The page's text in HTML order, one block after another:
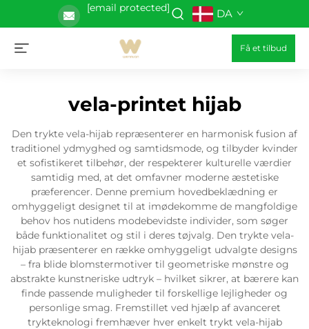
[email protected] DA
Få et tilbud
vela-printet hijab
Den trykte vela-hijab repræsenterer en harmonisk fusion af
traditionel ydmyghed og samtidsmode, og tilbyder kvinder
et sofistikeret tilbehør, der respekterer kulturelle værdier
samtidig med, at det omfavner moderne æstetiske
præferencer. Denne premium hovedbeklædning er
omhyggeligt designet til at imødekomme de mangfoldige
behov hos nutidens modebevidste individer, som søger
både funktionalitet og stil i deres tøjvalg. Den trykte vela-
hijab præsenterer en række omhyggeligt udvalgte designs
– fra blide blomstermotiver til geometriske mønstre og
abstrakte kunstneriske udtryk – hvilket sikrer, at bærere kan
finde passende muligheder til forskellige lejligheder og
personlige smag. Fremstillet ved hjælp af avanceret
trykteknologi fremhæver hver enkelt trykt vela-hijab